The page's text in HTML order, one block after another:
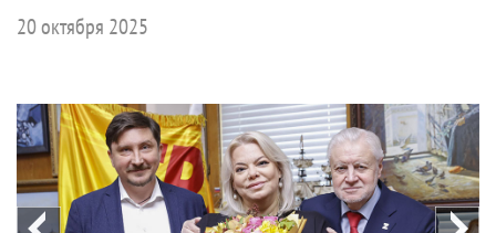
20 октября 2025